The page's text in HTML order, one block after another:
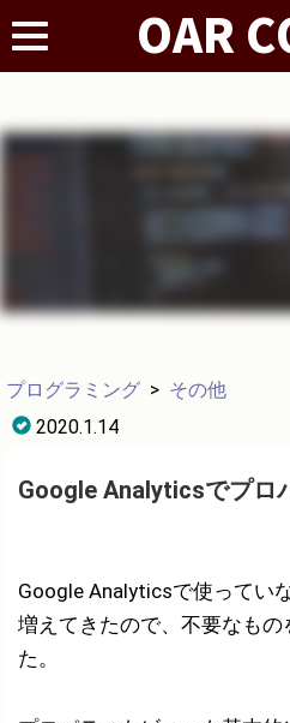
プログラミング > その他
2020.1.14
Google Analyticsでプロ
Google Analyticsで使ってい
増えてきたので、不要なも
た。